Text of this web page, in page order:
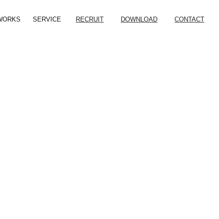
SERVICE RECRUIT DOWNLOAD CONTACT